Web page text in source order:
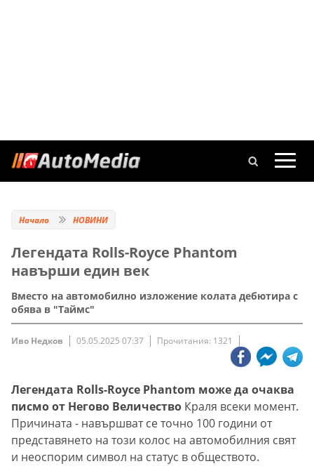
Начало НОВИНИ
Легендата Rolls-Royce Phantom
навърши един век
Вместо на автомобилно изложение колата дебютира с
обява в "Таймс"
Иво Недков 05.05.2025 07:37 Прочитания: 1321
Легендата Rolls-Royce Phantom може да очаква
писмо от Негово Величество Краля всеки момент.
Причината - навършват се точно 100 години от
представянето на този колос на автомобилния свят
и неоспорим символ на статус в обществото.